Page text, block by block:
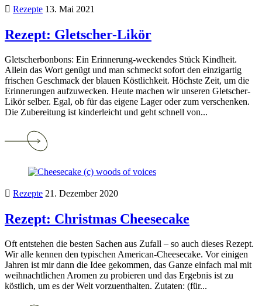
Rezepte 13. Mai 2021
Rezept: Gletscher-Likör
Gletscherbonbons: Ein Erinnerung-weckendes Stück Kindheit.
Allein das Wort genügt und man schmeckt sofort den einzigartig
frischen Geschmack der blauen Köstlichkeit. Höchste Zeit, um die
Erinnerungen aufzuwecken. Heute machen wir unseren Gletscher-
Likör selber. Egal, ob für das eigene Lager oder zum verschenken.
Die Zubereitung ist kinderleicht und geht schnell von...
Likör
Rezepte 21. Dezember 2020
Rezept: Christmas Cheesecake
Oft entstehen die besten Sachen aus Zufall – so auch dieses Rezept.
Wir alle kennen den typischen American-Cheesecake. Vor einigen
Jahren ist mir dann die Idee gekommen, das Ganze einfach mal mit
weihnachtlichen Aromen zu probieren und das Ergebnis ist zu
köstlich, um es der Welt vorzuenthalten. Zutaten: (für...